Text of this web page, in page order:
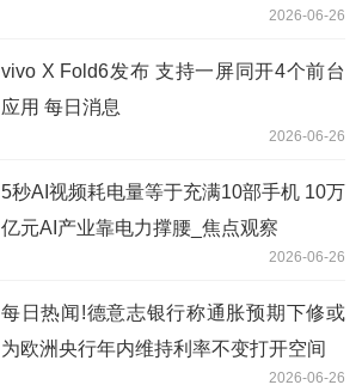
2026-06-26
vivo X Fold6发布 支持一屏同开4个前台
应用 每日消息
2026-06-26
5秒AI视频耗电量等于充满10部手机 10万
亿元AI产业靠电力撑腰_焦点观察
2026-06-26
每日热闻!德意志银行称通胀预期下修或
为欧洲央行年内维持利率不变打开空间
2026-06-26